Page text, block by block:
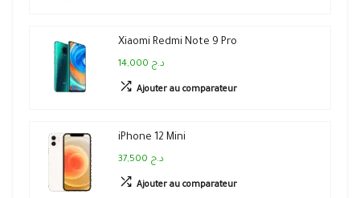
Xiaomi Redmi Note 9 Pro
14,000 د.ج
Ajouter au comparateur
iPhone 12 Mini
37,500 د.ج
Ajouter au comparateur